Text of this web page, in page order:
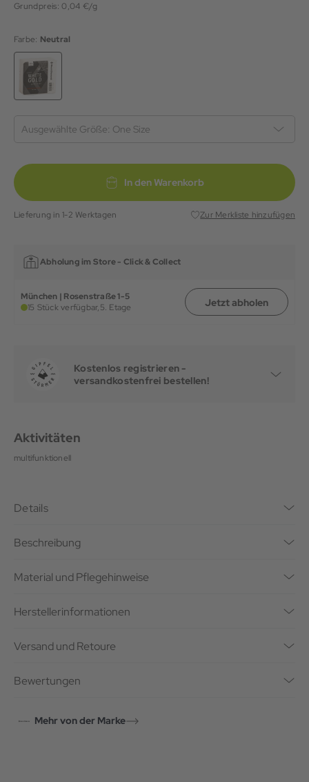
Grundpreis: 0,04 €/g
Farbe: Neutral
Ausgewählte Größe: One Size
In den Warenkorb
Lieferung in 1-2 Werktagen Zur Merkliste hinzufügen
Abholung im Store - Click & Collect
München | Rosenstraße 1-5
15 Stück verfügbar,5. Etage Jetzt abholen
Kostenlos registrieren -
versandkostenfrei bestellen!
Aktivitäten
multifunktionell
Details
Beschreibung
Material und Pflegehinweise
Herstellerinformationen
Versand und Retoure
Bewertungen
Mehr von der Marke